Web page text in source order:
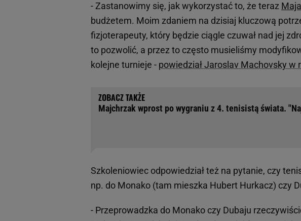
- Zastanowimy się, jak wykorzystać to, że teraz Maja
budżetem. Moim zdaniem na dzisiaj kluczową
fizjoterapeuty, który będzie ciągle czuwał nad jej
to pozwolić, a przez to często musieliśmy
kolejne turnieje - powiedział Jaroslav Machovsky w
Majchrzak wprost po wygraniu z 4. tenisistą świata.
Szkoleniowiec odpowiedział też na pytanie, czy
np. do Monako (tam mieszka Hubert Hurkacz) czy
- Przeprowadzka do Monako czy Dubaju